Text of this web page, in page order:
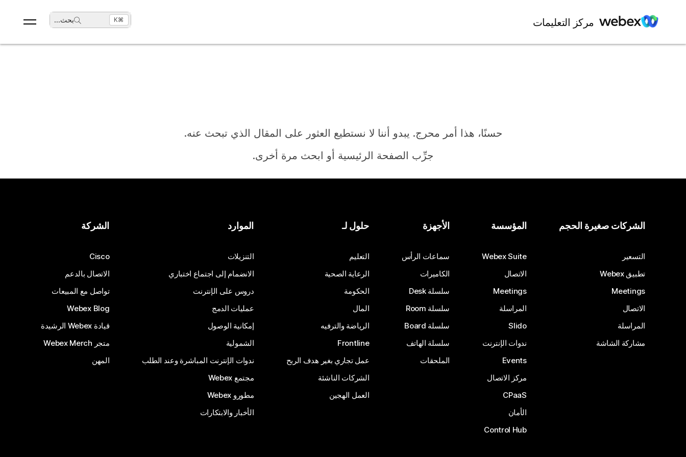
مركز التعليمات بحث... ⌘K
حسنًا، هذا أمر محرج. يبدو أننا لا نستطيع العثور على المقال الذي تبحث عنه.
جرِّب الصفحة الرئيسية أو ابحث مرة أخرى.
هل تحتاج إلى إجابة؟
أرسِل سؤالاً
الشركات صغيرة الحجم
التسعير
تطبيق Webex
Meetings
الاتصال
المراسلة
مشاركة الشاشة
المؤسسة
Webex Suite
الاتصال
Meetings
المراسلة
Slido
ندوات الإنترنت
Events
مركز الاتصال
CPaaS
الأمان
Control Hub
الأجهزة
سماعات الرأس
الكاميرات
سلسلة Desk
سلسلة Room
سلسلة Board
سلسلة الهاتف
الملحقات
حلول لـ
التعليم
الرعاية الصحية
الحكومة
المال
الرياضة والترفيه
Frontline
عمل تجاري بغير هدف الربح
الشركات الناشئة
العمل الهجين
الموارد
التنزيلات
الانضمام إلى اجتماع اختباري
دروس على الإنترنت
عمليات الدمج
إمكانية الوصول
الشمولية
ندوات الإنترنت المباشرة وعند الطلب
مجتمع Webex
مطورو Webex
الأخبار والابتكارات
الشركة
Cisco
الاتصال بالدعم
تواصل مع المبيعات
Webex Blog
قيادة Webex الرشيدة
متجر Webex Merch
المهن